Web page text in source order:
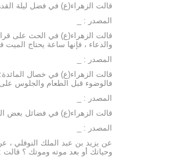
قالت الزهراء(ع) في فضل ليلة
المصدر : _
قالت الزهراء(ع) في الحث على
والدعاء ، فإنها ساعة يحتاج الميت
المصدر : _
قالت الزهراء(ع) في خصال
فالوضوء قبل الطعام والجلوس على
المصدر : _
قالت الزهراء(ع) في فضائل بعض
المصدر : _
عن يزيد بن عبد الملك النوفلي ،
وحياتك أو بعد موته وموتك ؟ قالت :